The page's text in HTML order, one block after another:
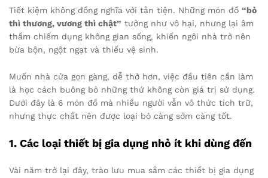
Tiết kiệm không đồng nghĩa với tằn tiện. Những món đồ “bỏ
thì thương, vương thì chật” tưởng như vô hại, nhưng lại âm
thầm chiếm dụng không gian sống, khiến ngôi nhà trở nên
bừa bộn, ngột ngạt và thiếu vệ sinh.
Muốn nhà cửa gọn gàng, dễ thở hơn, việc đầu tiên cần làm
là học cách buông bỏ những thứ không còn giá trị sử dụng.
Dưới đây là 6 món đồ mà nhiều người vẫn vô thức tích trữ,
nhưng thực chất nên được loại bỏ càng sớm càng tốt.
1. Các loại thiết bị gia dụng nhỏ ít khi dùng đến
Vài năm trở lại đây, trào lưu mua sắm các thiết bị gia dụng